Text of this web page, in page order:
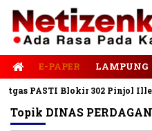
E-PAPER LAMPUNG
PASTI Blokir 302 Pinjol
Topik DINAS